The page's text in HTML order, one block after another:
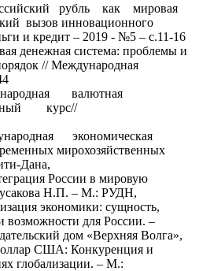
рубль как мировая
вызов инновационного
и кредит – 2019 - №5 – с.11-16
денежная система: проблемы и
// Международная
валютная
курс//
экономическая
мирохозяйственных
Дана,
России в мировую
Н.П. – М.: РУДН,
экономики: сущность,
возможности для России. –
дом «Верхняя Волга»,
США: Конкуренция и
глобализации. – М.: